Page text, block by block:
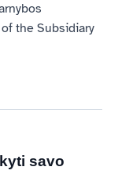
the Subsidiary
savo